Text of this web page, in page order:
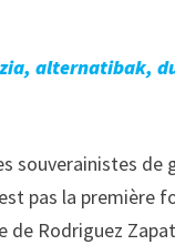
alternatibak,
de
pas la première
Rodriguez